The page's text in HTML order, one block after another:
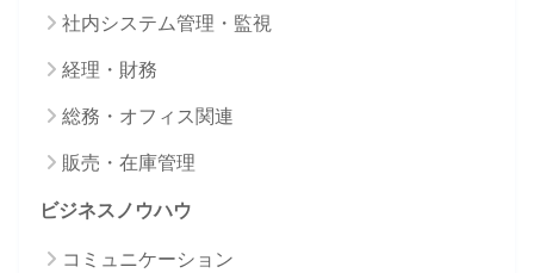
社内システム管理・監視
経理・財務
総務・オフィス関連
販売・在庫管理
ビジネスノウハウ
コミュニケーション